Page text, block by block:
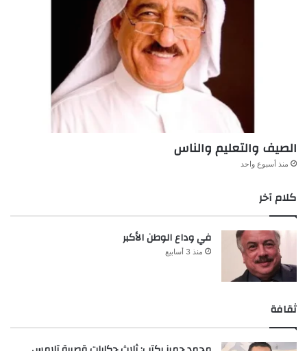
الصيف والتعليم والناس
منذ أسبوع واحد
كلام آخر
في وداع الوطن الأكبر
منذ 3 أسابيع
ثقافة